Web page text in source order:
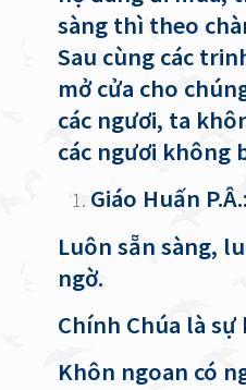
sàng thì theo
Sau cùng các
mở cửa cho
các ngươi, ta
các ngươi không
Giáo Huấn P.Â.:
Luôn sẵn sàng,
ngờ.
Chính Chúa là
Khôn ngoan có